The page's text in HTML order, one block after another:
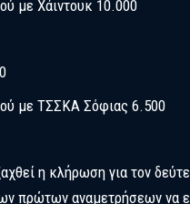
με Χάιντουκ 10.000
με ΤΣΣΚΑ Σόφιας 6.500
η κλήρωση για τον
πρώτων αναμετρήσεων να